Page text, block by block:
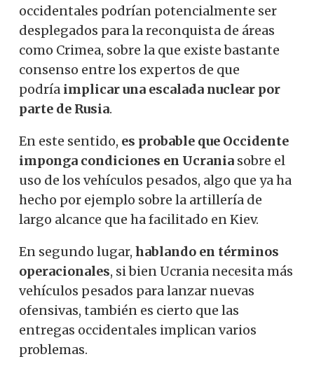
occidentales podrían potencialmente ser
desplegados para la reconquista de áreas
como Crimea, sobre la que existe bastante
consenso entre los expertos de que
podría implicar una escalada nuclear por
parte de Rusia.
En este sentido, es probable que Occidente
imponga condiciones en Ucrania sobre el
uso de los vehículos pesados, algo que ya ha
hecho por ejemplo sobre la artillería de
largo alcance que ha facilitado en Kiev.
En segundo lugar, hablando en términos
operacionales, si bien Ucrania necesita más
vehículos pesados ​​para lanzar nuevas
ofensivas, también es cierto que las
entregas occidentales implican varios
problemas.